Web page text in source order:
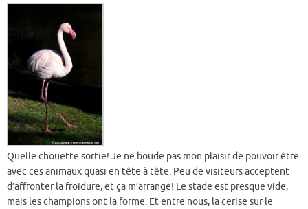
Quelle chouette sortie! Je ne boude pas mon plaisir de pouvoir être
avec ces animaux quasi en tête à tête. Peu de visiteurs acceptent
d’affronter la froidure, et ça m’arrange! Le stade est presque vide,
mais les champions ont la forme. Et entre nous, la cerise sur le